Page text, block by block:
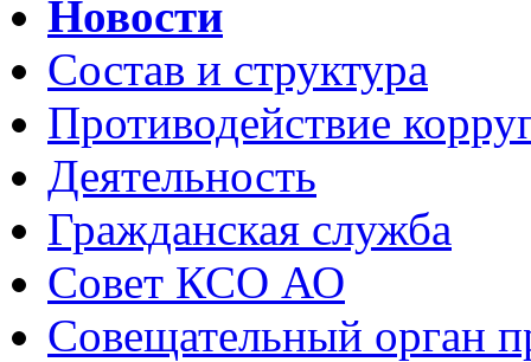
Новости
Состав и структура
Противодействие
Деятельность
Гражданская служба
Совет КСО АО
Совещательный орган